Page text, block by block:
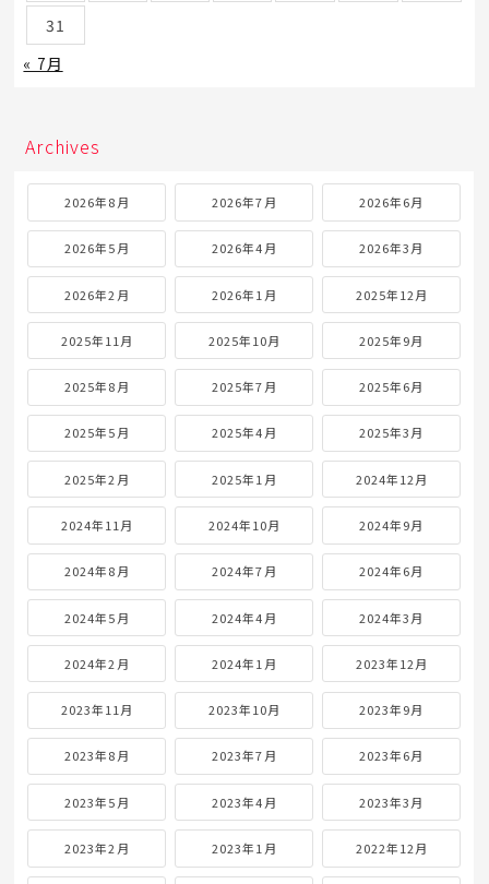
31
« 7月
Archives
2026年8月 2026年7月 2026年6月
2026年5月 2026年4月 2026年3月
2026年2月 2026年1月 2025年12月
2025年11月 2025年10月 2025年9月
2025年8月 2025年7月 2025年6月
2025年5月 2025年4月 2025年3月
2025年2月 2025年1月 2024年12月
2024年11月 2024年10月 2024年9月
2024年8月 2024年7月 2024年6月
2024年5月 2024年4月 2024年3月
2024年2月 2024年1月 2023年12月
2023年11月 2023年10月 2023年9月
2023年8月 2023年7月 2023年6月
2023年5月 2023年4月 2023年3月
2023年2月 2023年1月 2022年12月